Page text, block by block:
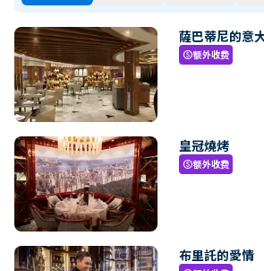
薩巴蒂尼的意
paid额外收费
皇冠燒烤
paid额外收费
布里託的愛情